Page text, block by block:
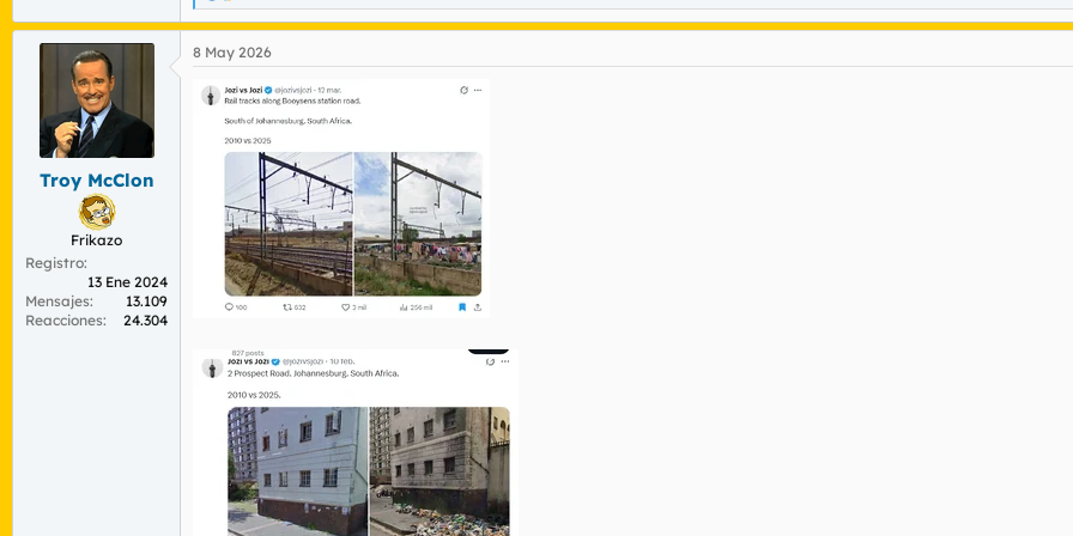
e
a
c
i
Troy McClon
Frikazo
Registro
13 Ene 2024
Mensajes
13.109
Reacciones
24.304
8 May 2026